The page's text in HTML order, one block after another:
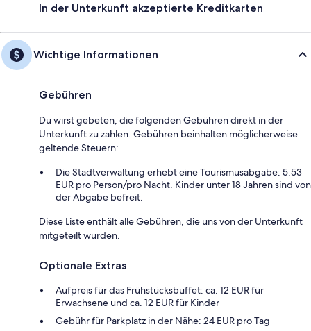
In der Unterkunft akzeptierte Kreditkarten
Wichtige Informationen
Gebühren
Du wirst gebeten, die folgenden Gebühren direkt in der
Unterkunft zu zahlen. Gebühren beinhalten möglicherweise
geltende Steuern:
Die Stadtverwaltung erhebt eine Tourismusabgabe: 5.53
EUR pro Person/pro Nacht. Kinder unter 18 Jahren sind von
der Abgabe befreit.
Diese Liste enthält alle Gebühren, die uns von der Unterkunft
mitgeteilt wurden.
Optionale Extras
Aufpreis für das Frühstücksbuffet: ca. 12 EUR für
Erwachsene und ca. 12 EUR für Kinder
Gebühr für Parkplatz in der Nähe: 24 EUR pro Tag